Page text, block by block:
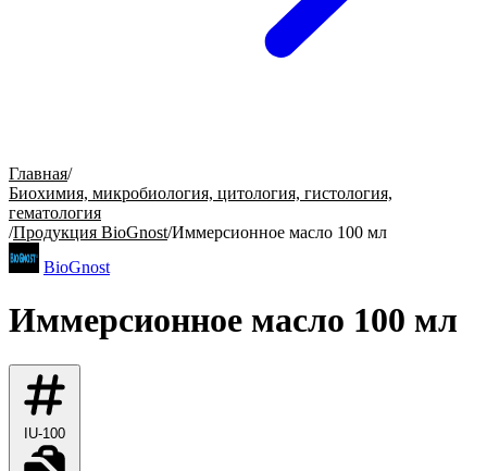
Главная/
Биохимия, микробиология, цитология, гистология,
гематология
/Продукция BioGnost/Иммерсионное масло 100 мл
BioGnost
Иммерсионное масло 100 мл
IU-100